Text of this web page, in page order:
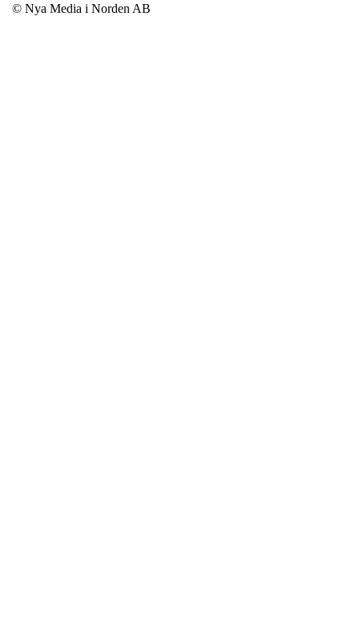
© Nya Media i Norden AB